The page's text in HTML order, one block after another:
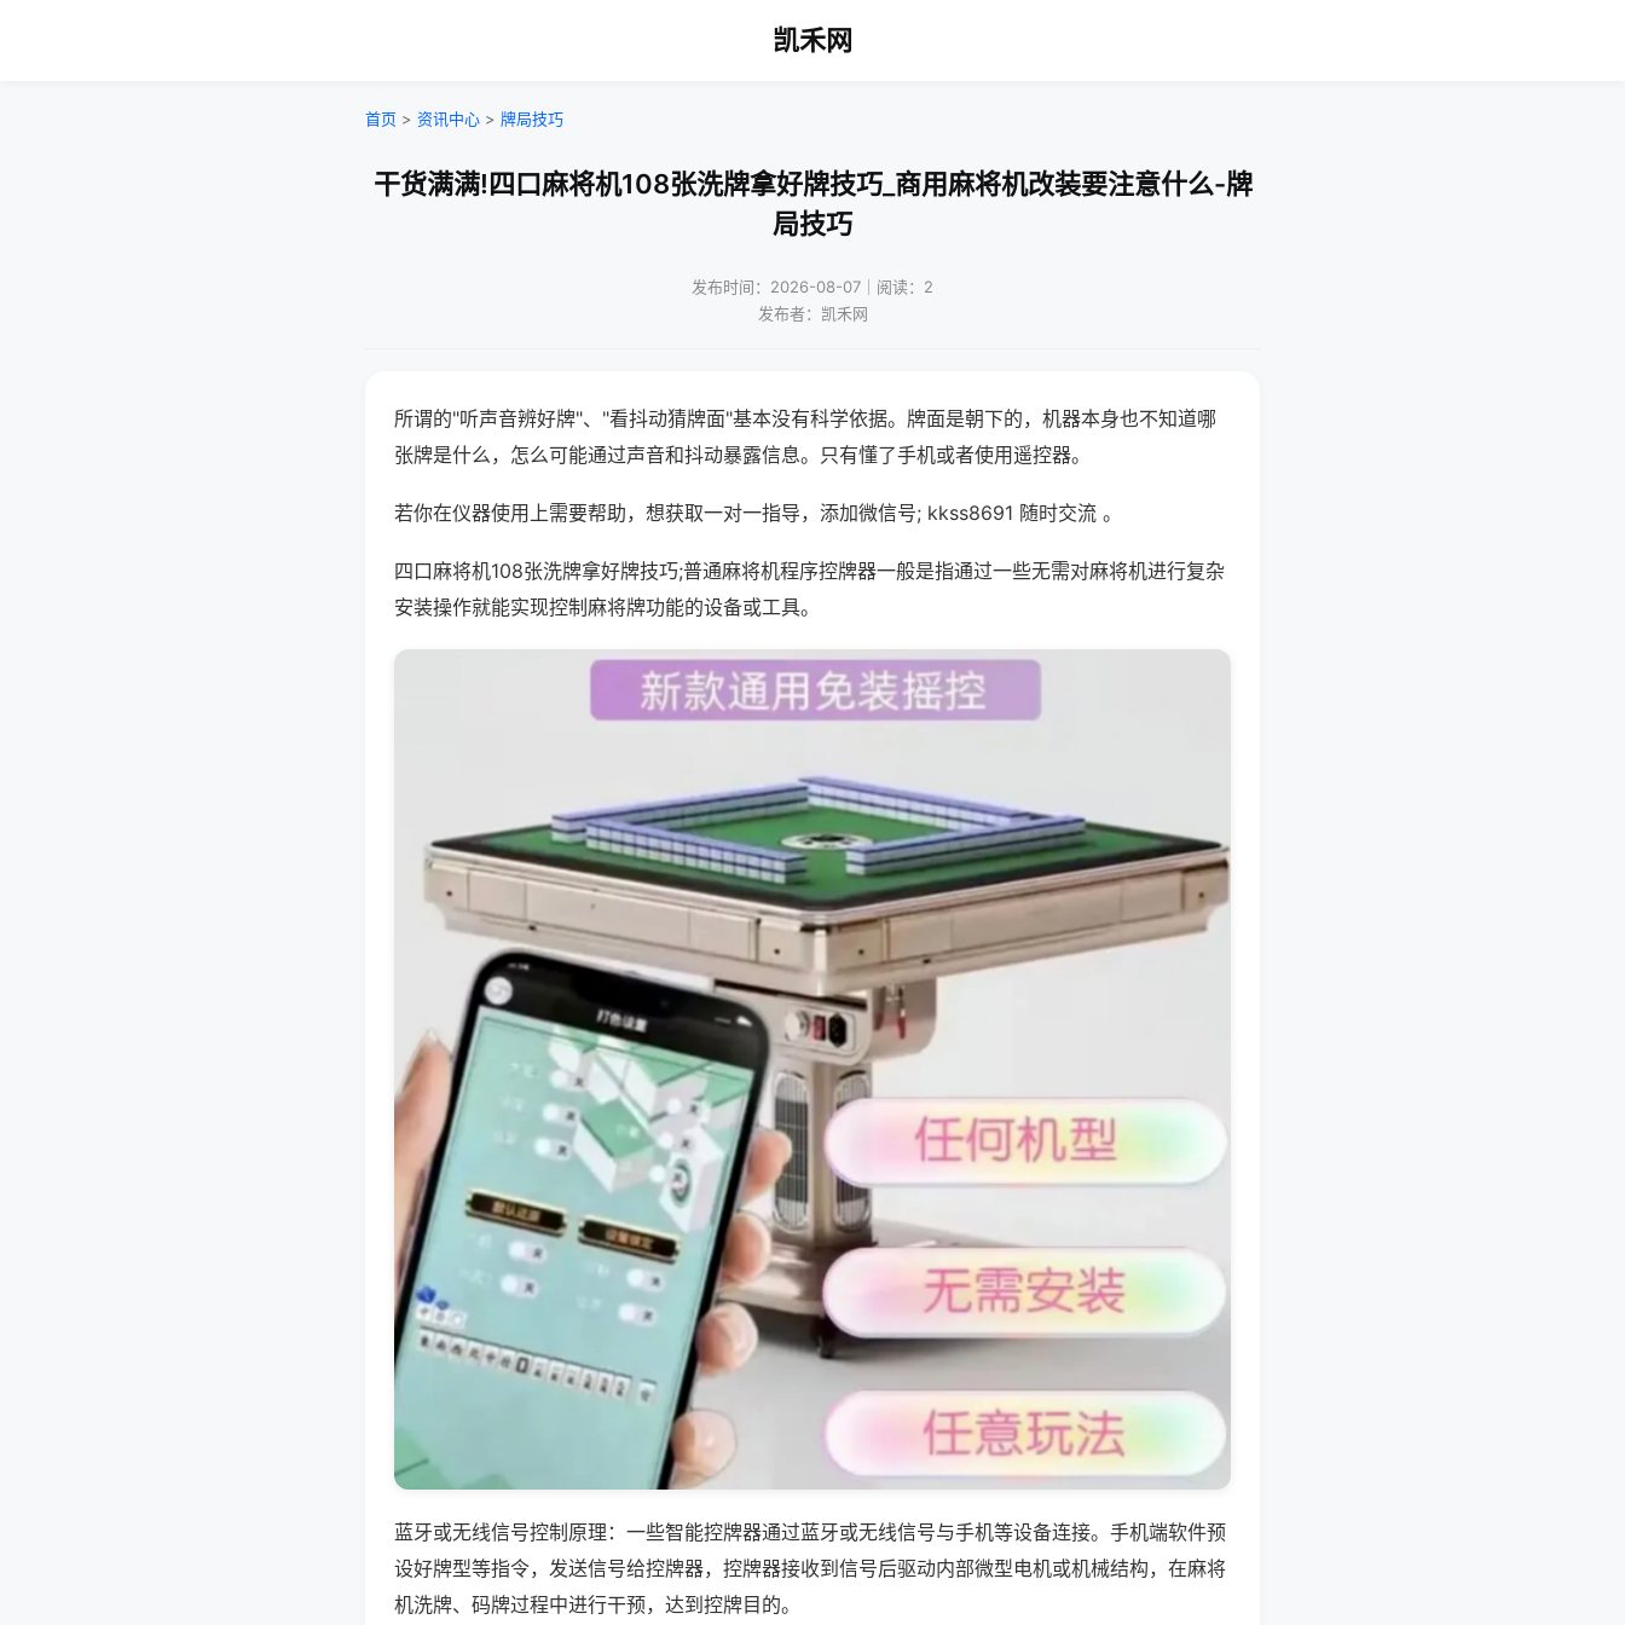
凯禾网
首页 > 资讯中心 > 牌局技巧
干货满满!四口麻将机108张洗牌拿好牌技巧_商用麻将机改装要注意什么-牌
局技巧
发布时间：2026-08-07｜阅读：2
发布者：凯禾网
所谓的"听声音辨好牌"、"看抖动猜牌面"基本没有科学依据。牌面是朝下的，机器本身也不知道哪
张牌是什么，怎么可能通过声音和抖动暴露信息。只有懂了手机或者使用遥控器。
若你在仪器使用上需要帮助，想获取一对一指导，添加微信号; kkss8691 随时交流 。
四口麻将机108张洗牌拿好牌技巧;普通麻将机程序控牌器一般是指通过一些无需对麻将机进行复杂
安装操作就能实现控制麻将牌功能的设备或工具。
蓝牙或无线信号控制原理：一些智能控牌器通过蓝牙或无线信号与手机等设备连接。手机端软件预
设好牌型等指令，发送信号给控牌器，控牌器接收到信号后驱动内部微型电机或机械结构，在麻将
机洗牌、码牌过程中进行干预，达到控牌目的。